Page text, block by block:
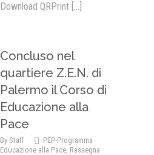
Download QRPrint [...]
Concluso nel
quartiere Z.E.N. di
Palermo il Corso di
Educazione alla
Pace
By Staff
PEP-Programma
Educazione alla Pace, Rassegna